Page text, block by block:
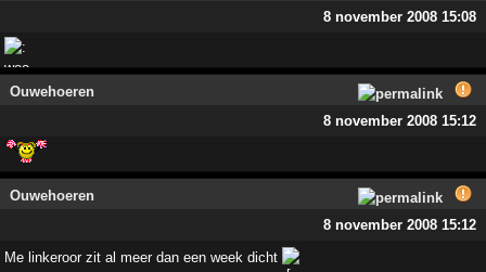
8 november 2008 15:08
Ouwehoeren
8 november 2008 15:12
Ouwehoeren
8 november 2008 15:12
Me linkeroor zit al meer dan een week dicht